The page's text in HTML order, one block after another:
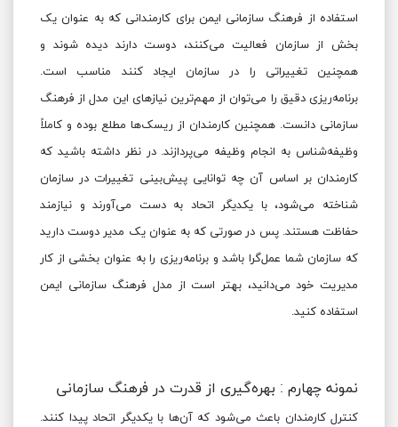
استفاده از فرهنگ سازمانی ایمن برای کارمندانی که به عنوان یک
بخش از سازمان فعالیت می‌کنند، دوست دارند دیده شوند و
همچنین تغییراتی را در سازمان ایجاد کنند مناسب است.
برنامه‌ریزی دقیق را می‌توان از مهم‌ترین نیازهای این مدل از فرهنگ
سازمانی دانست. همچنین کارمندان از ریسک‌ها مطلع بوده و کاملاً
وظیفه‌شناس به انجام وظیفه می‌پردازند. در نظر داشته باشید که
کارمندان بر اساس آن چه توانایی پیش‌بینی تغییرات در سازمان
شناخته می‌شود، با یکدیگر اتحاد به دست می‌آورند و نیازمند
حفاظت هستند. پس در صورتی که به عنوان یک مدیر دوست دارید
که سازمان شما عمل‌گرا باشد و برنامه‌ریزی را به عنوان بخشی از کار
مدیریت خود می‌دانید، بهتر است از مدل فرهنگ سازمانی ایمن
استفاده کنید.
نمونه چهارم : بهره‌گیری از قدرت در فرهنگ سازمانی
کنترل کارمندان باعث می‌شود که آن‌ها با یکدیگر اتحاد پیدا کنند.